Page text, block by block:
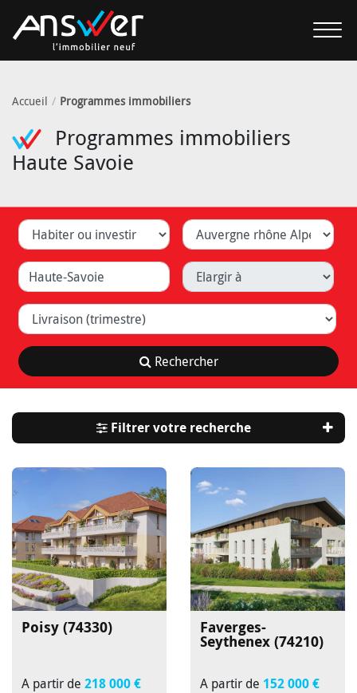
Accueil Programmes immobiliers
Programmes immobiliers
Haute Savoie
Habiter ou investir Département
Ville (Lyon, Caluire, ...) Elargir à
Livraison (trimestre)
Rechercher
Filtrer votre recherche
Poisy (74330)
A partir de 218 000 €
Faverges-
Seythenex (74210)
A partir de 152 000 €